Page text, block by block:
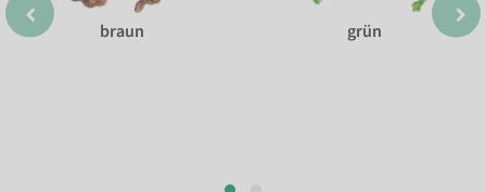
braun grün